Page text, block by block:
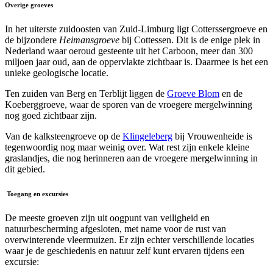
Overige groeves
In het uiterste zuidoosten van Zuid-Limburg ligt Cotterssergroeve en
de bijzondere Heimansgroeve bij Cottessen. Dit is de enige plek in
Nederland waar oeroud gesteente uit het Carboon, meer dan 300
miljoen jaar oud, aan de oppervlakte zichtbaar is. Daarmee is het een
unieke geologische locatie.
Ten zuiden van Berg en Terblijt liggen de Groeve Blom en de
Koeberggroeve, waar de sporen van de vroegere mergelwinning
nog goed zichtbaar zijn.
Van de kalksteengroeve op de Klingeleberg bij Vrouwenheide is
tegenwoordig nog maar weinig over. Wat rest zijn enkele kleine
graslandjes, die nog herinneren aan de vroegere mergelwinning in
dit gebied.
Toegang en excursies
De meeste groeven zijn uit oogpunt van veiligheid en
natuurbescherming afgesloten, met name voor de rust van
overwinterende vleermuizen. Er zijn echter verschillende locaties
waar je de geschiedenis en natuur zelf kunt ervaren tijdens een
excursie: